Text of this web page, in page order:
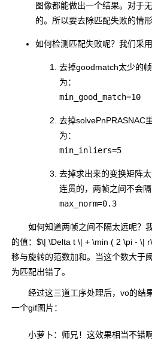
图像都能做出一个结果。对于
的。所以要去除匹配失败的情形
如何检测匹配失败呢？我们采用
去掉goodmatch太少的
为：
min_good_match=10
去掉solvePnPRASNAC
为：
min_inliers=5
去掉求出来的变换矩阵
连贯的，两帧之间不会隔
max_norm=0.3
如何知道两帧之间不隔太远呢？
的值：$\| \Delta t \| + \min ( 2 \pi - \|
移与旋转的范数加和。当这个数大于
为匹配出错了。
经过这三道工序处理后，vo的结
一个gif图片：
小萝卜：师兄！这效果相当不错啊